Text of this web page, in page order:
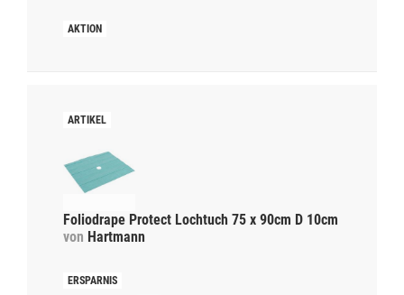
Foliodrape Protect Lochtuch 75 x 90cm D 10cm
von Hartmann